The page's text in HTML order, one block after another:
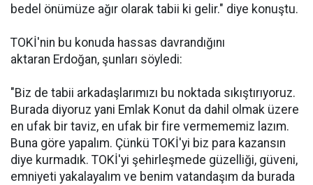
bedel önümüze ağır olarak tabii ki gelir." diye konuştu.
TOKİ'nin bu konuda hassas davrandığını
aktaran Erdoğan, şunları söyledi:
"Biz de tabii arkadaşlarımızı bu noktada sıkıştırıyoruz.
Burada diyoruz yani Emlak Konut da dahil olmak üzere
en ufak bir taviz, en ufak bir fire vermememiz lazım.
Buna göre yapalım. Çünkü TOKİ'yi biz para kazansın
diye kurmadık. TOKİ'yi şehirleşmede güzelliği, güveni,
emniyeti yakalayalım ve benim vatandaşım da burada